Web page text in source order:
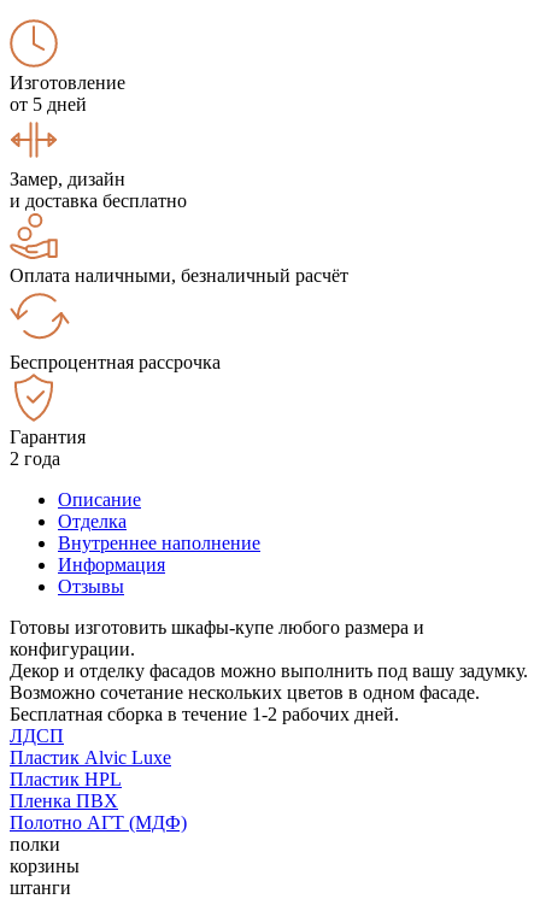
Изготовление
от 5 дней
Замер, дизайн
и доставка бесплатно
Оплата наличными, безналичный расчёт
Беспроцентная рассрочка
Гарантия
2 года
Описание
Отделка
Внутреннее наполнение
Информация
Отзывы
Готовы изготовить шкафы-купе любого размера и
конфигурации.
Декор и отделку фасадов можно выполнить под вашу задумку.
Возможно сочетание нескольких цветов в одном фасаде.
Бесплатная сборка в течение 1-2 рабочих дней.
ЛДСП
Пластик Alvic Luxe
Пластик HPL
Пленка ПВХ
Полотно АГТ (МДФ)
полки
корзины
штанги